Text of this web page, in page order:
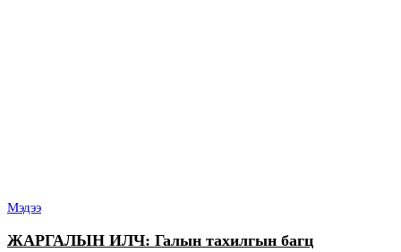
Мэдээ
ЖАРГАЛЫН ИЛЧ: Галын тахилгын багц